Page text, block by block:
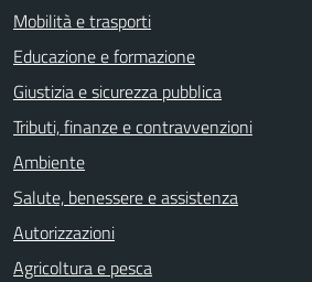
Mobilità e trasporti
Educazione e formazione
Giustizia e sicurezza pubblica
Tributi, finanze e contravvenzioni
Ambiente
Salute, benessere e assistenza
Autorizzazioni
Agricoltura e pesca